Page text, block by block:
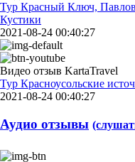
Тур Красный Ключ,
Кустики
2021-08-24 00:40:27
Видео отзыв KartaTravel
Тур Красноусольские
2021-08-24 00:40:27
Аудио отзывы